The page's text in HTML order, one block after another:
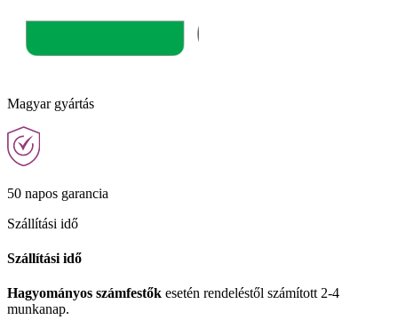
Magyar gyártás
50 napos garancia
Szállítási idő
Szállítási idő
Hagyományos számfestők esetén rendeléstől számított 2-4
munkanap.